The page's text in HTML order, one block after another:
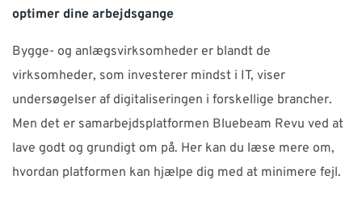
optimer dine arbejdsgange
Bygge- og anlægsvirksomheder er blandt de
virksomheder, som investerer mindst i IT, viser
undersøgelser af digitaliseringen i forskellige brancher.
Men det er samarbejdsplatformen Bluebeam Revu ved at
lave godt og grundigt om på. Her kan du læse mere om,
hvordan platformen kan hjælpe dig med at minimere fejl.